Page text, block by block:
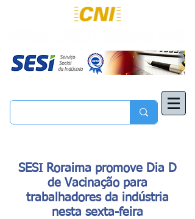
SESI Roraima promove Dia D
de Vacinação para
trabalhadores da indústria
nesta sexta-feira